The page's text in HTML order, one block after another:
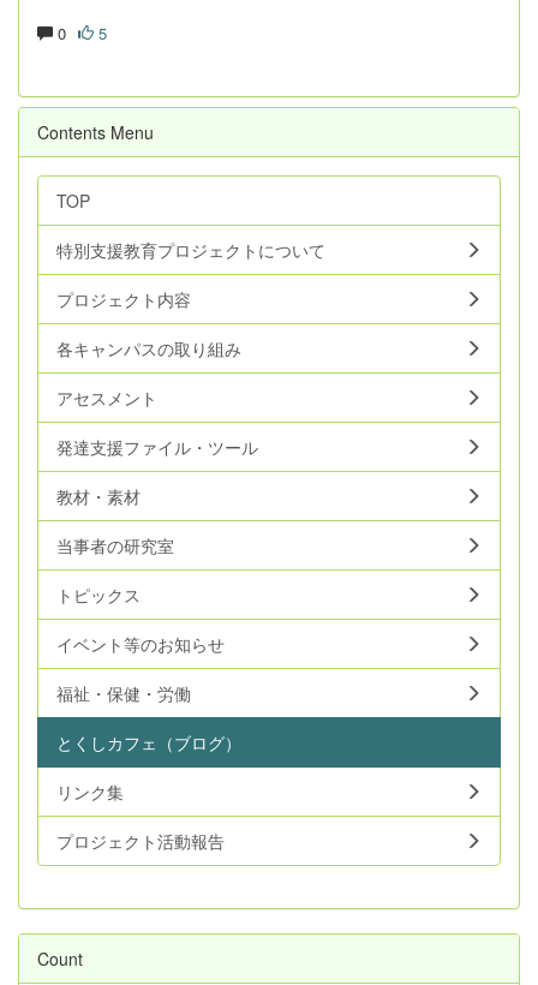
0 5
Contents Menu
TOP
特別支援教育プロジェクトについて
プロジェクト内容
各キャンパスの取り組み
アセスメント
発達支援ファイル・ツール
教材・素材
当事者の研究室
トピックス
イベント等のお知らせ
福祉・保健・労働
とくしカフェ（ブログ）
リンク集
プロジェクト活動報告
Count